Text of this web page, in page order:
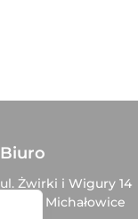
Biuro
ul. Żwirki i Wigury 14
05–816 Michałowice